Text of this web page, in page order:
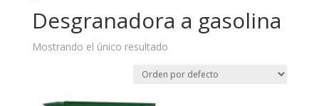
Desgranadora a gasolina
Mostrando el único resultado